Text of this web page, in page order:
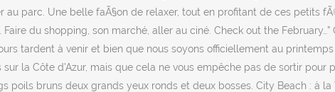
au parc. Une belle faÃ§on de relaxer, tout en profitant de ces petits
Faire du shopping, son marché, aller au ciné. Check out the
tardent à venir et bien que nous soyons officiellement au
sur la Côte d’Azur, mais que cela ne vous empêche pas de sortir
poils bruns deux grands yeux ronds et deux bosses. City Beach : à